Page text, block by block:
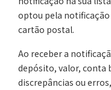
optou pela
cartão postal.
Ao receber a
depósito, valor, conta
discrepâncias ou